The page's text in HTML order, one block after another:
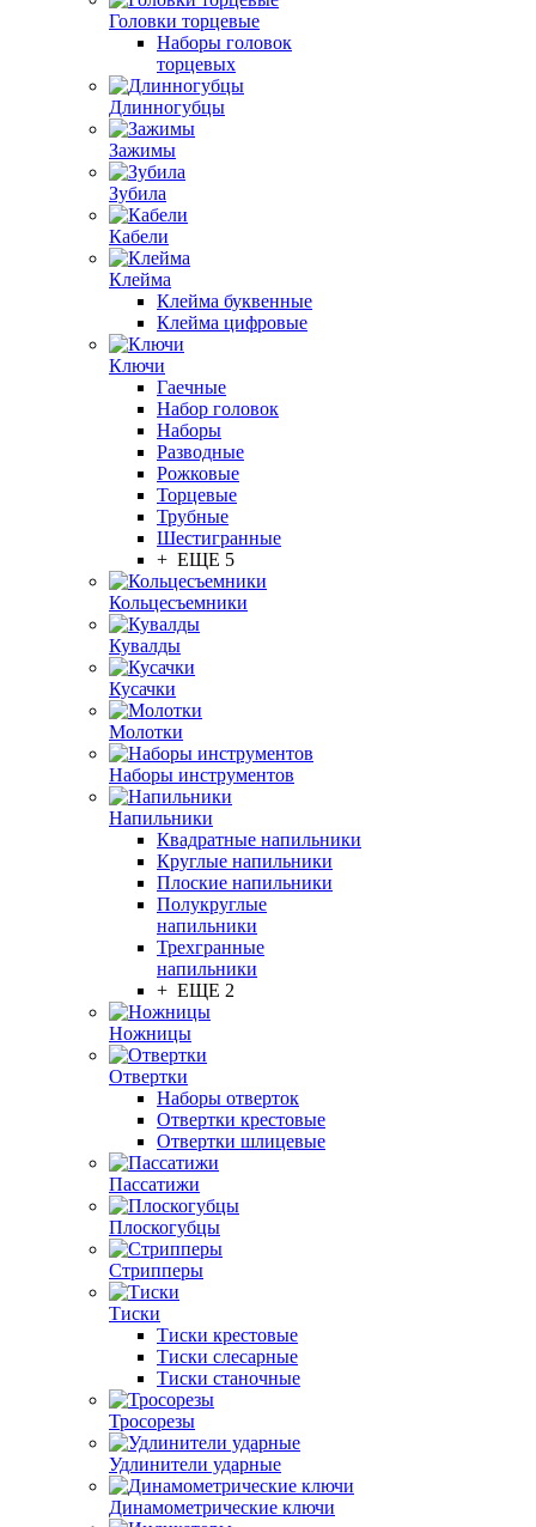
Головки торцевые
Наборы головок
торцевых
Длинногубцы
Зажимы
Зубила
Кабели
Клейма
Клейма буквенные
Клейма цифровые
Ключи
Гаечные
Набор головок
Наборы
Разводные
Рожковые
Торцевые
Трубные
Шестигранные
+ ЕЩЕ 5
Кольцесъемники
Кувалды
Кусачки
Молотки
Наборы инструментов
Напильники
Квадратные напильники
Круглые напильники
Плоские напильники
Полукруглые
напильники
Трехгранные
напильники
+ ЕЩЕ 2
Ножницы
Отвертки
Наборы отверток
Отвертки крестовые
Отвертки шлицевые
Пассатижи
Плоскогубцы
Стрипперы
Тиски
Тиски крестовые
Тиски слесарные
Тиски станочные
Тросорезы
Удлинители ударные
Динамометрические ключи